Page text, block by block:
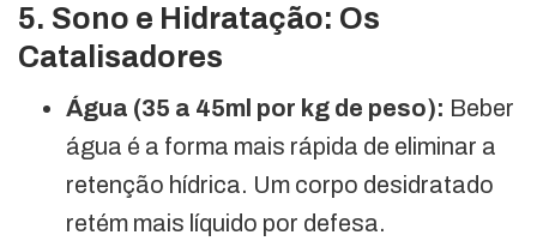
5. Sono e Hidratação: Os
Catalisadores
Água (35 a 45ml por kg de peso): Beber
água é a forma mais rápida de eliminar a
retenção hídrica. Um corpo desidratado
retém mais líquido por defesa.